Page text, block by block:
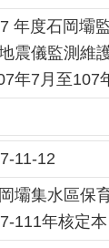
年度石岡壩
震儀監測維
年7月至107
11-12
壩集水區保
111年核定本